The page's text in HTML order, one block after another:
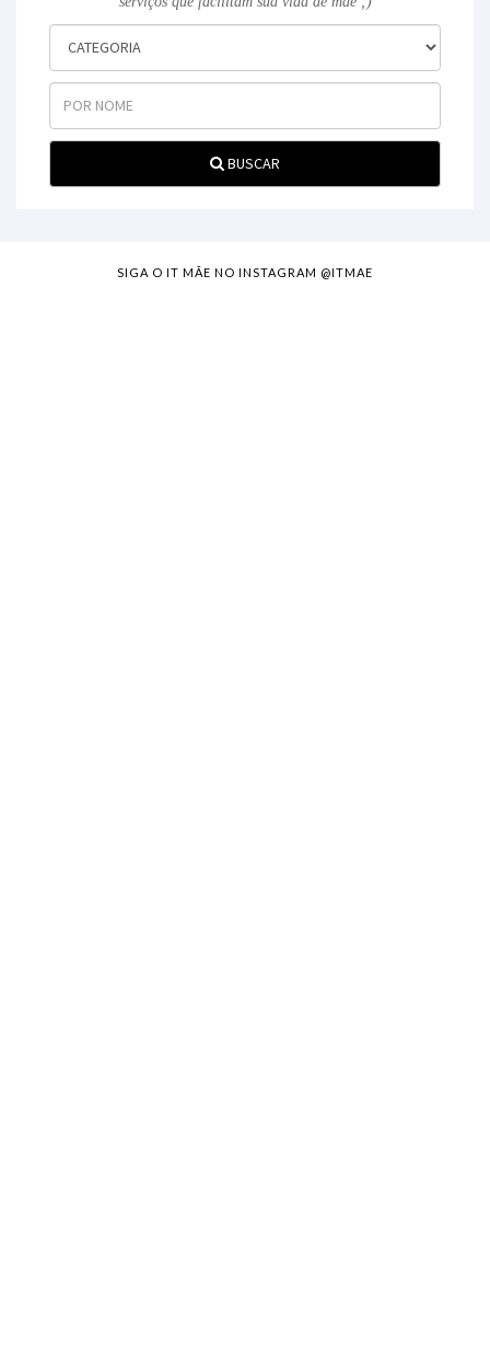
BUSCAR
SIGA O IT MÃE NO INSTAGRAM @ITMAE